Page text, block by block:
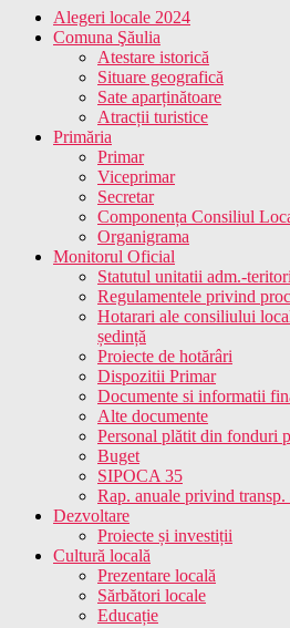
Alegeri locale 2024
Comuna Şăulia
Atestare istorică
Situare geografică
Sate aparținătoare
Atracții turistice
Primăria
Primar
Viceprimar
Secretar
Componența Consiliul
Organigrama
Monitorul Oficial
Statutul unitatii adm.-
Regulamentele privind
Hotarari ale consiliului
ședință
Proiecte de hotărâri
Dispozitii Primar
Documente si informatii
Alte documente
Personal plătit din fonduri
Buget
SIPOCA 35
Rap. anuale privind transp.
Dezvoltare
Proiecte și investiții
Cultură locală
Prezentare locală
Sărbători locale
Educație